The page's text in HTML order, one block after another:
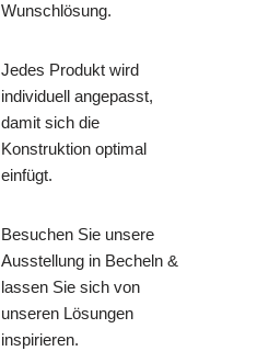
Wunschlösung.
Jedes Produkt wird
individuell angepasst,
damit sich die
Konstruktion optimal
einfügt.
Besuchen Sie unsere
Ausstellung in Becheln &
lassen Sie sich von
unseren Lösungen
inspirieren.